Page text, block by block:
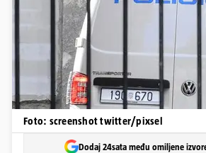
Foto: screenshot twitter/pixsel
Dodaj 24sata među omiljene